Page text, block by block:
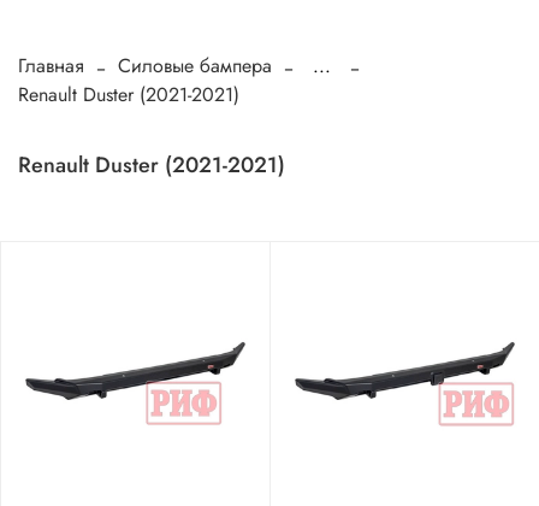
Главная Силовые бампера
...
Renault Duster (2021-2021)
Renault Duster (2021-2021)